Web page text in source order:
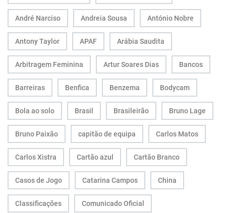
André Narciso Andreia Sousa António Nobre
Antony Taylor APAF Arábia Saudita
Arbitragem Feminina Artur Soares Dias Bancos
Barreiras Benfica Benzema Bodycam
Bola ao solo Brasil Brasileirão Bruno Lage
Bruno Paixão capitão de equipa Carlos Matos
Carlos Xistra Cartão azul Cartão Branco
Casos de Jogo Catarina Campos China
Classificações Comunicado Oficial